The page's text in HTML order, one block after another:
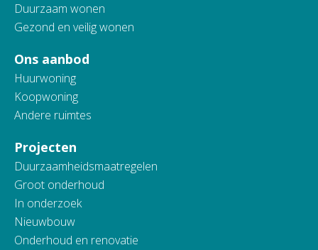
Duurzaam wonen
Gezond en veilig wonen
Ons aanbod
Huurwoning
Koopwoning
Andere ruimtes
Projecten
Duurzaamheidsmaatregelen
Groot onderhoud
In onderzoek
Nieuwbouw
Onderhoud en renovatie